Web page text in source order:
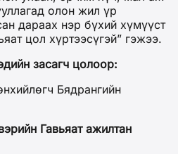
олон жил үр
дараах нэр бүхий хүмүүст
цол хүртээсүгэй” гэжээ.
засагч цолоор:
Бядрангийн
Гавьяат ажилтан